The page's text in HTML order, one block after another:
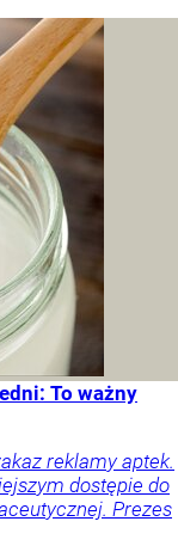
To ważny
reklamy aptek.
dostępie do
Prezes